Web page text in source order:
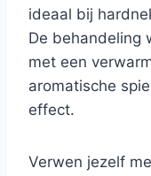
ideaal bij
De behandeling
met een
aromatische
effect.
Verwen jezelf